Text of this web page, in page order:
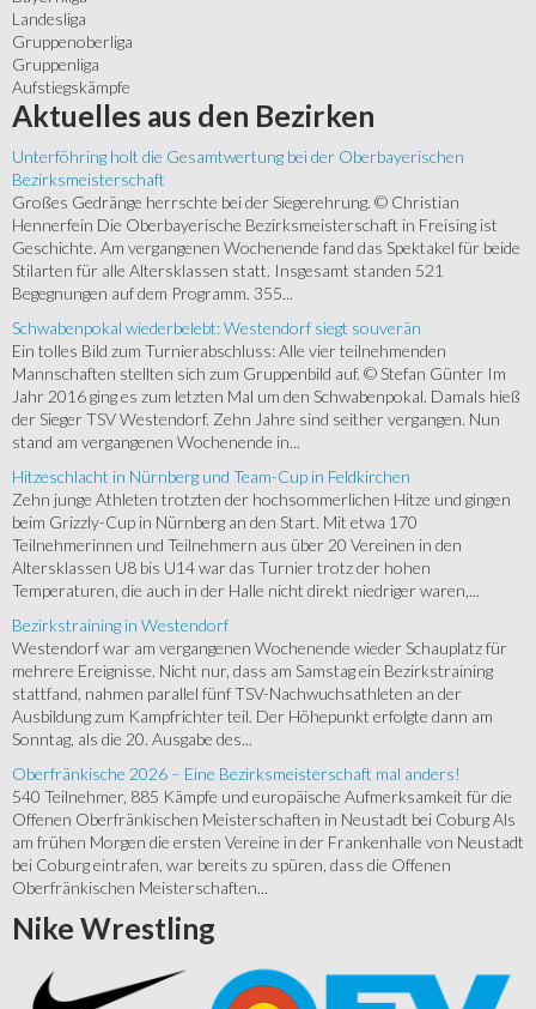
Landesliga
Gruppenoberliga
Gruppenliga
Aufstiegskämpfe
Aktuelles aus den Bezirken
Unterföhring holt die Gesamtwertung bei der Oberbayerischen
Bezirksmeisterschaft
Großes Gedränge herrschte bei der Siegerehrung. © Christian
Hennerfein Die Oberbayerische Bezirksmeisterschaft in Freising ist
Geschichte. Am vergangenen Wochenende fand das Spektakel für beide
Stilarten für alle Altersklassen statt. Insgesamt standen 521
Begegnungen auf dem Programm. 355...
Schwabenpokal wiederbelebt: Westendorf siegt souverän
Ein tolles Bild zum Turnierabschluss: Alle vier teilnehmenden
Mannschaften stellten sich zum Gruppenbild auf. © Stefan Günter Im
Jahr 2016 ging es zum letzten Mal um den Schwabenpokal. Damals hieß
der Sieger TSV Westendorf. Zehn Jahre sind seither vergangen. Nun
stand am vergangenen Wochenende in...
Hitzeschlacht in Nürnberg und Team-Cup in Feldkirchen
Zehn junge Athleten trotzten der hochsommerlichen Hitze und gingen
beim Grizzly-Cup in Nürnberg an den Start. Mit etwa 170
Teilnehmerinnen und Teilnehmern aus über 20 Vereinen in den
Altersklassen U8 bis U14 war das Turnier trotz der hohen
Temperaturen, die auch in der Halle nicht direkt niedriger waren,...
Bezirkstraining in Westendorf
Westendorf war am vergangenen Wochenende wieder Schauplatz für
mehrere Ereignisse. Nicht nur, dass am Samstag ein Bezirkstraining
stattfand, nahmen parallel fünf TSV-Nachwuchsathleten an der
Ausbildung zum Kampfrichter teil. Der Höhepunkt erfolgte dann am
Sonntag, als die 20. Ausgabe des...
Oberfränkische 2026 – Eine Bezirksmeisterschaft mal anders!
540 Teilnehmer, 885 Kämpfe und europäische Aufmerksamkeit für die
Offenen Oberfränkischen Meisterschaften in Neustadt bei Coburg Als
am frühen Morgen die ersten Vereine in der Frankenhalle von Neustadt
bei Coburg eintrafen, war bereits zu spüren, dass die Offenen
Oberfränkischen Meisterschaften...
Nike Wrestling